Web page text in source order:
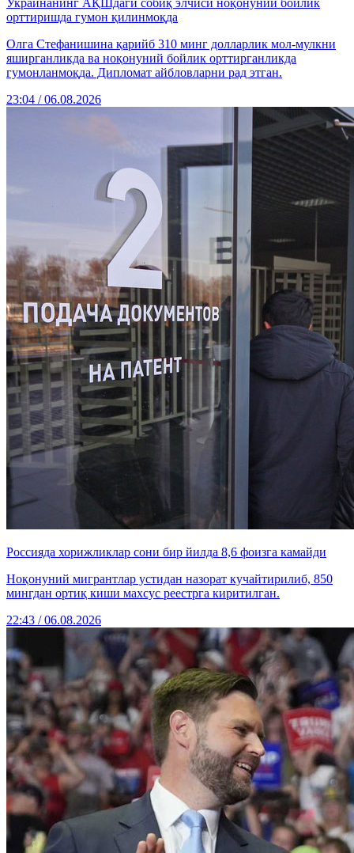
Украинанинг АҚШдаги собиқ элчиси ноқонуний бойлик
орттиришда гумон қилинмоқда
Олга Стефанишина қарийб 310 минг долларлик мол-мулкни
яширганликда ва ноқонуний бойлик орттирганликда
гумонланмоқда. Дипломат айбловларни рад этган.
23:04 / 06.08.2026
Россияда хорижликлар сони бир йилда 8,6 фоизга камайди
Ноқонуний мигрантлар устидан назорат кучайтирилиб, 850
мингдан ортиқ киши махсус реестрга киритилган.
22:43 / 06.08.2026